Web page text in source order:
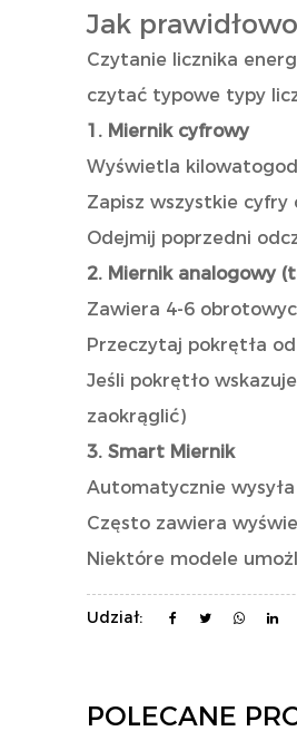
Jak
Czytanie licznika
czytać typowe typy
1. Miernik cyfrowy
Wyświetla
Zapisz wszystkie
Odejmij poprzedni
2. Miernik analogowy
Zawiera 4-6
Przeczytaj pokrętła
Jeśli pokrętło
zaokrąglić)
3. Smart Miernik
Automatycznie
Często zawiera
Niektóre modele
Udział:
POLECANE